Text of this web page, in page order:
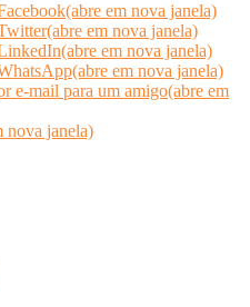
em nova janela)
em nova janela)
em nova janela)
em nova janela)
e-mail para um amigo(abre em
nova janela)